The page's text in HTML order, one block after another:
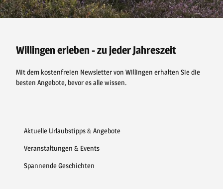
F
a
c
o
k
P
i
n
e
s
Y
o
u
e
I
n
s
r
a
Willingen erleben - zu jeder Jahreszeit
Mit dem kostenfreien Newsletter von Willingen erhalten Sie die
besten Angebote, bevor es alle wissen.
Aktuelle Urlaubstipps & Angebote
Veranstaltungen & Events
Spannende Geschichten